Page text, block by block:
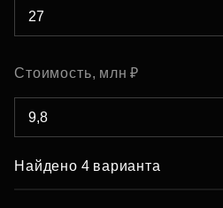
Стоимость, млн ₽
Найдено 4 варианта